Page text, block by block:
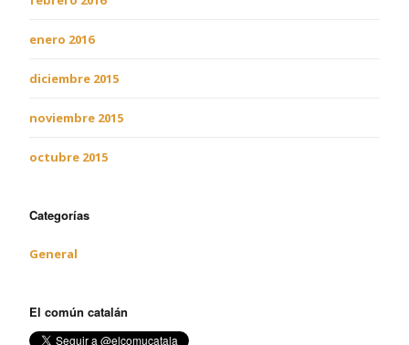
enero 2016
diciembre 2015
noviembre 2015
octubre 2015
Categorías
General
El común catalán